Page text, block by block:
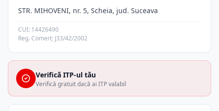
STR. MIHOVENI, nr. 5, Scheia, jud. Suceava
CUI: 14426490
Reg. Comerț: J33/42/2002
Verifică ITP-ul tău
Verifică gratuit dacă ai ITP valabil